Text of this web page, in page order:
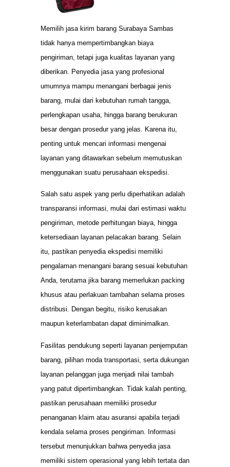
Memilih jasa kirim barang Surabaya Sambas
tidak hanya mempertimbangkan biaya
pengiriman, tetapi juga kualitas layanan yang
diberikan. Penyedia jasa yang profesional
umumnya mampu menangani berbagai jenis
barang, mulai dari kebutuhan rumah tangga,
perlengkapan usaha, hingga barang berukuran
besar dengan prosedur yang jelas. Karena itu,
penting untuk mencari informasi mengenai
layanan yang ditawarkan sebelum memutuskan
menggunakan suatu perusahaan ekspedisi.
Salah satu aspek yang perlu diperhatikan adalah
transparansi informasi, mulai dari estimasi waktu
pengiriman, metode perhitungan biaya, hingga
ketersediaan layanan pelacakan barang. Selain
itu, pastikan penyedia ekspedisi memiliki
pengalaman menangani barang sesuai kebutuhan
Anda, terutama jika barang memerlukan packing
khusus atau perlakuan tambahan selama proses
distribusi. Dengan begitu, risiko kerusakan
maupun keterlambatan dapat diminimalkan.
Fasilitas pendukung seperti layanan penjemputan
barang, pilihan moda transportasi, serta dukungan
layanan pelanggan juga menjadi nilai tambah
yang patut dipertimbangkan. Tidak kalah penting,
pastikan perusahaan memiliki prosedur
penanganan klaim atau asuransi apabila terjadi
kendala selama proses pengiriman. Informasi
tersebut menunjukkan bahwa penyedia jasa
memiliki sistem operasional yang lebih tertata dan